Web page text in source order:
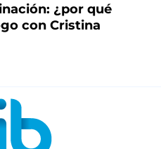
¿por qué
con Cristina